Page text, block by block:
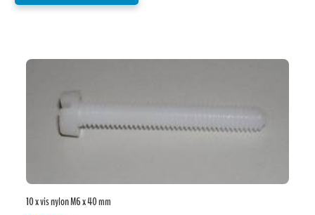
10 x vis nylon M6 x 40 mm